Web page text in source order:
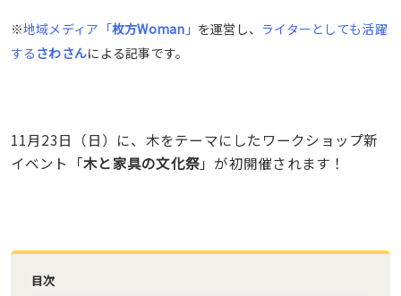
※地域メディア「枚方Woman 」 を運営し、 ライターとしても活躍
する さわさんによる記事です。
11月23日（日）に、木をテーマにしたワークショップ新
イベント「木と家具の文化祭」が初開催されます！
目次